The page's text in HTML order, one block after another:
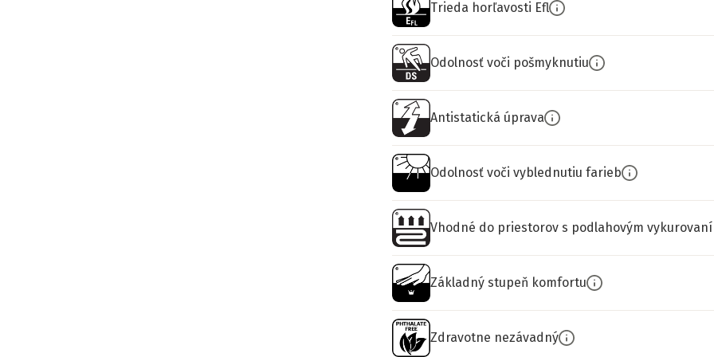
Trieda horľavosti Efl
Odolnosť voči pošmyknutiu
Antistatická úprava
Odolnosť voči vyblednutiu farieb
Vhodné do priestorov s podlahovým
Základný stupeň komfortu
Zdravotne nezávadný